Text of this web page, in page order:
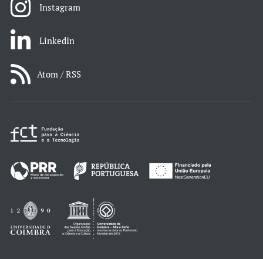
Instagram
LinkedIn
Atom / RSS